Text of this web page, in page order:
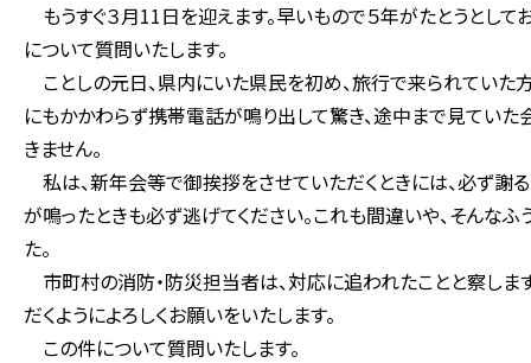
もうすぐ３月11日を迎えます。早いもので５年がたとうとし
について質問いたします。
ことしの元日、県内にいた県民を初め、旅行で来られてい
にもかかわらず携帯電話が鳴り出して驚き、途中まで見てい
きません。
私は、新年会等で御挨拶をさせていただくときには、必ず謝
が鳴ったときも必ず逃げてください。これも間違いや、そんなふ
た。
市町村の消防・防災担当者は、対応に追われたことと察しま
だくようによろしくお願いをいたします。
この件について質問いたします。